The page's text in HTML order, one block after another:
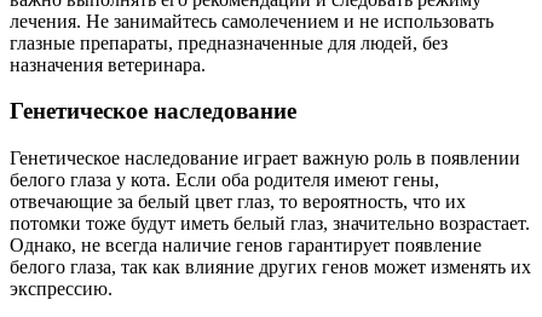
лечения. Не занимайтесь самолечением и не использовать
глазные препараты, предназначенные для людей, без
назначения ветеринара.
Генетическое наследование
Генетическое наследование играет важную роль в появлении
белого глаза у кота. Если оба родителя имеют гены,
отвечающие за белый цвет глаз, то вероятность, что их
потомки тоже будут иметь белый глаз, значительно возрастает.
Однако, не всегда наличие генов гарантирует появление
белого глаза, так как влияние других генов может изменять их
экспрессию.